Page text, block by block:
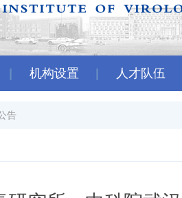
机构设置 人才队伍
告